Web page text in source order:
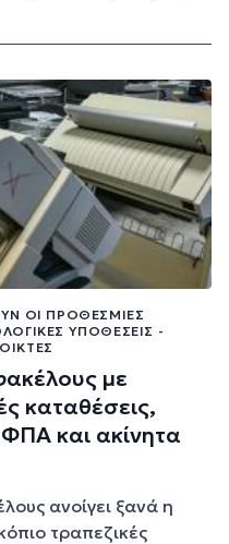
ΟΙ ΠΡΟΘΕΣΜΊΕΣ
ΥΠΟΘΈΣΕΙΣ -
με
καταθέσεις,
και ακίνητα
ανοίγει ξανά η
τραπεζικές